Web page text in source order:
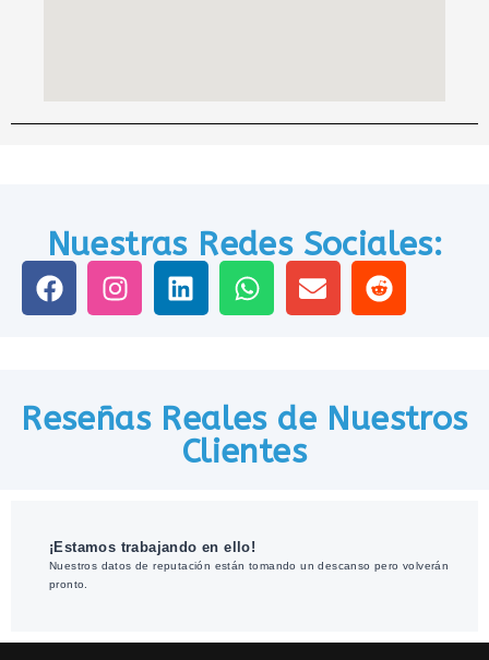
Nuestras Redes Sociales:
Reseñas Reales de Nuestros
Clientes
¡Estamos trabajando en ello!
Nuestros datos de reputación están tomando un descanso pero volverán
pronto.